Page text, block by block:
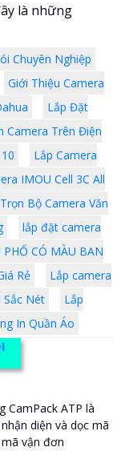
là những
Chuyên Nghiệp
Giới Thiệu Camera
Lắp Đặt
Camera Trên Điện
Lắp Camera
IMOU Cell 3C All
Bộ Camera Văn
lắp đặt camera
PHỐ CÓ MÀU BAN
Rẻ
Lắp camera
Sắc Nét
Lắp
In Quần Áo
CamPack ATP là
diện và dọc mã
vận đơn